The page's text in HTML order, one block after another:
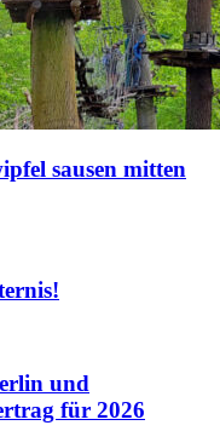
sausen mitten
und
für 2026